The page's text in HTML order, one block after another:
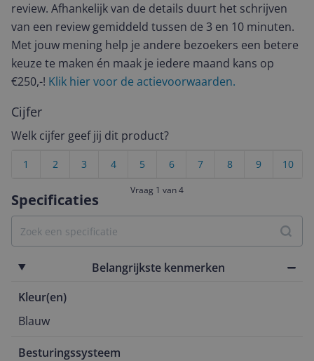
Specificaties
Belangrijkste kenmerken
Kleur(en)
Blauw
Besturingssysteem
review. Afhankelijk van de details duurt het schrijven
van een review gemiddeld tussen de 3 en 10 minuten.
Met jouw mening help je andere bezoekers een betere
keuze te maken én maak je iedere maand kans op
€250,-! Klik hier voor de actievoorwaarden.
Cijfer
Welk cijfer geef jij dit product?
10
9
8
7
6
5
4
3
2
1
Vraag 1 van 4